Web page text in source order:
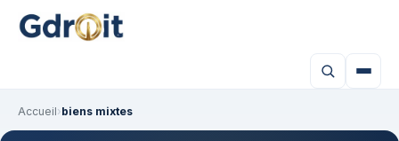
Accueil›biens mixtes